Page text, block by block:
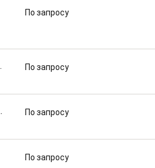
По запросу
По запросу
По запросу
По запросу